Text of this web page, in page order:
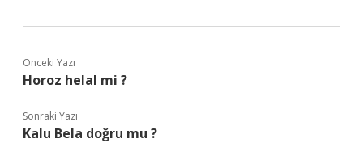
Önceki Yazı
Horoz helal mi ?
Sonraki Yazı
Kalu Bela doğru mu ?